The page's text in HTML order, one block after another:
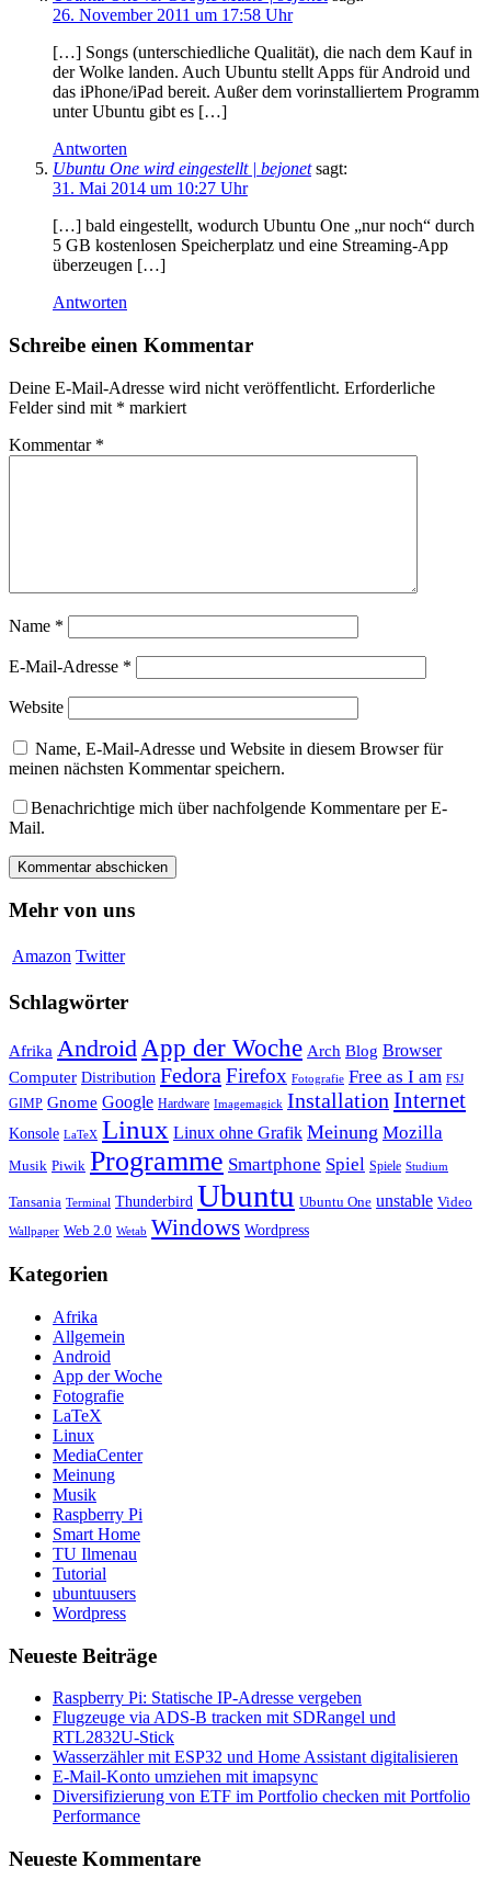
26. November 2011 um 17:58 Uhr
[…] Songs (unterschiedliche Qualität), die nach dem Kauf in
der Wolke landen. Auch Ubuntu stellt Apps für Android und
das iPhone/iPad bereit. Außer dem vorinstalliertem Programm
unter Ubuntu gibt es […]
Antworten
Ubuntu One wird eingestellt | bejonet sagt:
31. Mai 2014 um 10:27 Uhr
[…] bald eingestellt, wodurch Ubuntu One „nur noch“ durch
5 GB kostenlosen Speicherplatz und eine Streaming-App
überzeugen […]
Antworten
Schreibe einen Kommentar
Deine E-Mail-Adresse wird nicht veröffentlicht. Erforderliche
Felder sind mit * markiert
Kommentar *
Name *
E-Mail-Adresse *
Website
Name, E-Mail-Adresse und Website in diesem Browser für
meinen nächsten Kommentar speichern.
Benachrichtige mich über nachfolgende Kommentare per E-
Mail.
Mehr von uns
Amazon Twitter
Schlagwörter
Afrika AndroidApp der Woche Arch Blog Browser
Computer Distribution Fedora Firefox Fotografie Free as I am FSJ
GIMP Gnome Google Hardware Imagemagick Installation Internet
Konsole LaTeX Linux Linux ohne Grafik Meinung Mozilla
Musik Piwik Programme Smartphone Spiel Spiele Studium
Tansania Terminal Thunderbird Ubuntu Ubuntu One unstable Video
Wallpaper Web 2.0 Wetab Windows Wordpress
Kategorien
Afrika
Allgemein
Android
App der Woche
Fotografie
LaTeX
Linux
MediaCenter
Meinung
Musik
Raspberry Pi
Smart Home
TU Ilmenau
Tutorial
ubuntuusers
Wordpress
Neueste Beiträge
Raspberry Pi: Statische IP-Adresse vergeben
Flugzeuge via ADS-B tracken mit SDRangel und
RTL2832U-Stick
Wasserzähler mit ESP32 und Home Assistant digitalisieren
E-Mail-Konto umziehen mit imapsync
Diversifizierung von ETF im Portfolio checken mit Portfolio
Performance
Neueste Kommentare